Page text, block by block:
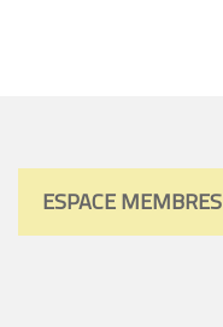
ESPACE MEMBRES